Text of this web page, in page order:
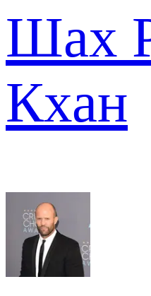
Шах
Кхан